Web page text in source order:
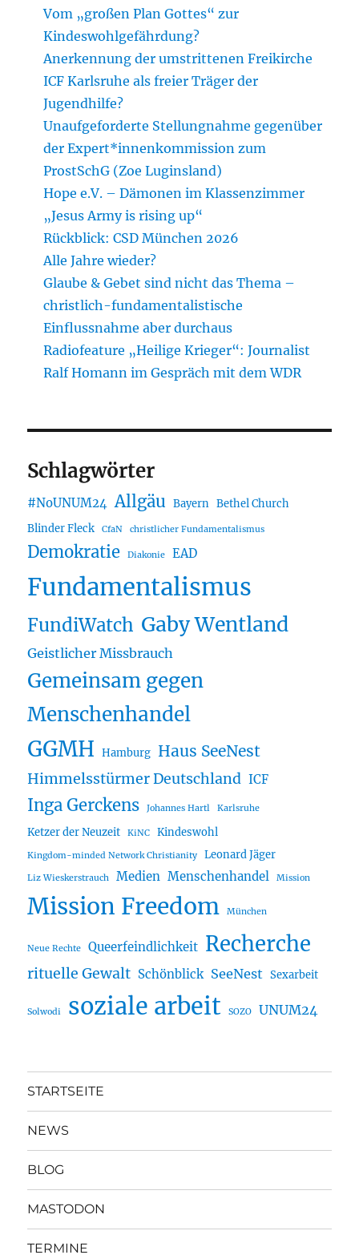
Vom „großen Plan Gottes“ zur
Kindeswohlgefährdung?
Anerkennung der umstrittenen Freikirche
ICF Karlsruhe als freier Träger der
Jugendhilfe?
Unaufgeforderte Stellungnahme gegenüber
der Expert*innenkommission zum
ProstSchG (Zoe Luginsland)
Hope e.V. – Dämonen im Klassenzimmer
„Jesus Army is rising up“
Rückblick: CSD München 2026
Alle Jahre wieder?
Glaube & Gebet sind nicht das Thema –
christlich-fundamentalistische
Einflussnahme aber durchaus
Radiofeature „Heilige Krieger“: Journalist
Ralf Homann im Gespräch mit dem WDR
Schlagwörter
#NoUNUM24 Allgäu Bayern Bethel Church
Blinder Fleck
CfaN christlicher Fundamentalismus
Demokratie Diakonie EAD
Fundamentalismus
FundiWatch Gaby Wentland
Geistlicher Missbrauch
Gemeinsam gegen
Menschenhandel
GGMH Hamburg Haus SeeNest
Himmelsstürmer Deutschland ICF
Inga Gerckens Johannes Hartl Karlsruhe
Ketzer der Neuzeit KiNC Kindeswohl
Kingdom-minded Network Christianity Leonard Jäger
Liz Wieskerstrauch Medien Menschenhandel Mission
Mission Freedom München
Neue Rechte Queerfeindlichkeit Recherche
rituelle Gewalt Schönblick SeeNest Sexarbeit
Solwodi soziale arbeit SOZO UNUM24
STARTSEITE
NEWS
BLOG
MASTODON
TERMINE